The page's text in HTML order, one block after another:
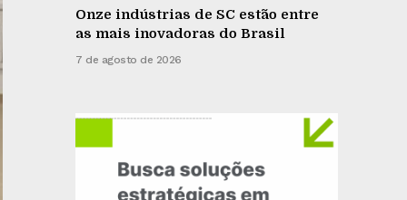
Onze indústrias de SC estão entre
as mais inovadoras do Brasil
7 de agosto de 2026